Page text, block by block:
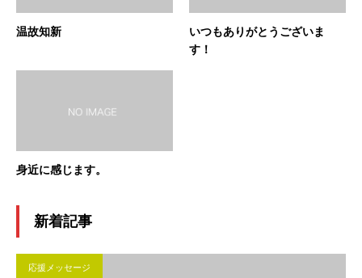
温故知新
いつもありがとうございま
す！
身近に感じます。
新着記事
応援メッセージ